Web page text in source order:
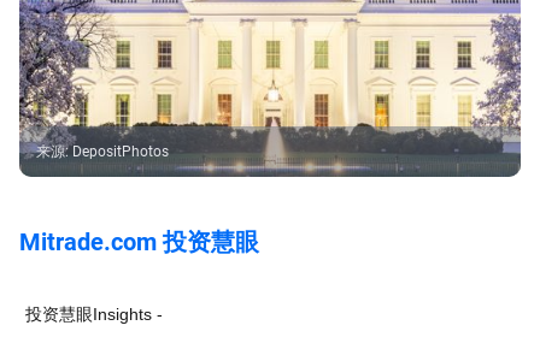
来源:DepositPhotos
Mitrade.com 投资慧眼
投资慧眼Insights -